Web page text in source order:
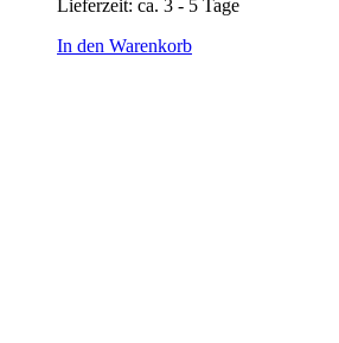
Lieferzeit: ca. 3 - 5 Tage
In den Warenkorb